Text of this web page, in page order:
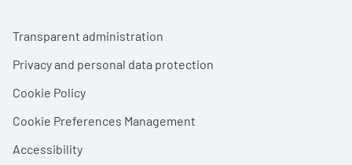
Footer menu
Transparent administration
Privacy and personal data protection
Cookie Policy
Cookie Preferences Management
Accessibility